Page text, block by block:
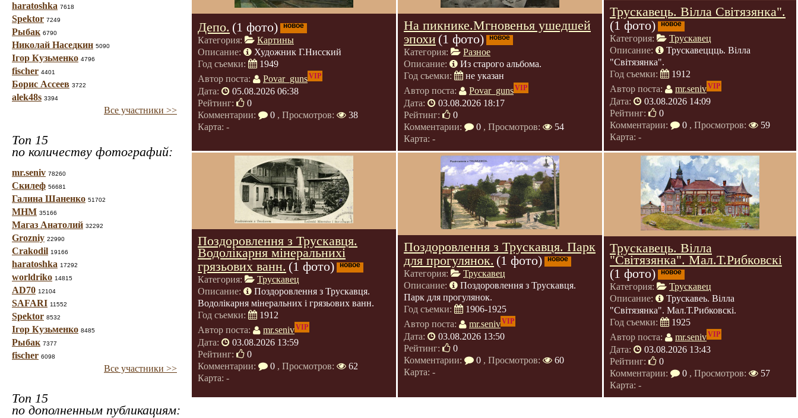
haratoshka 7618
Spektor 7249
Рыбак 6790
Николай Наседкин 5090
Ігор Кузьменко 4796
fischer 4401
Борис Ассеев 3722
alek48s 3394
Все участники >>
Топ 15
по количеству фотографий:
mr.seniv 78260
Скилеф 56681
Галина Шаненко 51702
МНМ 35166
Магаз Анатолий 32292
Grozniy 22990
Crakodil 19166
haratoshka 17292
worldriko 14815
AD70 12104
SAFARI 11552
Spektor 8532
Ігор Кузьменко 8485
Рыбак 7377
fischer 6098
Все участники >>
Топ 15
по дополненным публикациям:
Депо. (1 фото) новое
Категория:
Картины
Описание:
Художник Г.Нисский
Год съемки:
1949
Автор поста:
Povar_gunsVIP
Дата:
05.08.2026 06:38
Рейтинг:
0
Комментарии:
0 , Просмотров:
38
Карта: -
На пикнике.Мгновенья ушедшей
эпохи (1 фото) новое
Категория:
Разное
Описание:
Из старого альбома.
Год съемки:
не указан
Автор поста:
Povar_gunsVIP
Дата:
03.08.2026 18:17
Рейтинг:
0
Комментарии:
0 , Просмотров:
54
Карта: -
Трускавець. Вілла Світязянка".
(1 фото)
новое
Категория:
Трускавец
Описание:
Трускавеццць. Вілла
"Світязянка".
Год съемки:
1912
Автор поста:
mr.senivVIP
Дата:
03.08.2026 14:09
Рейтинг:
0
Комментарии:
0 , Просмотров:
59
Карта: -
Поздоровлення з Трускавця.
Водолікарня мінеральнихі
грязьових ванн. (1 фото) новое
Категория:
Трускавец
Описание:
Поздоровлення з Трускавця.
Водолікарня мінеральних і грязьових ванн.
Год съемки:
1912
Автор поста:
mr.senivVIP
Дата:
03.08.2026 13:59
Рейтинг:
0
Комментарии:
0 , Просмотров:
62
Карта: -
Поздоровлення з Трускавця. Парк
для прогулянок. (1 фото) новое
Категория:
Трускавец
Описание:
Поздоровлення з Трускавця.
Парк для прогулянок.
Год съемки:
1906-1925
Автор поста:
mr.senivVIP
Дата:
03.08.2026 13:50
Рейтинг:
0
Комментарии:
0 , Просмотров:
60
Карта: -
Трускавець. Вілла
"Світязянка". Мал.Т.Рибковскі
(1 фото)
новое
Категория:
Трускавец
Описание:
Трускавеь. Вілла
"Світязянка". Мал.Т.Рибковскі.
Год съемки:
1925
Автор поста:
mr.senivVIP
Дата:
03.08.2026 13:43
Рейтинг:
0
Комментарии:
0 , Просмотров:
57
Карта: -